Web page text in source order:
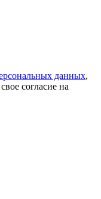
данных,
согласие на